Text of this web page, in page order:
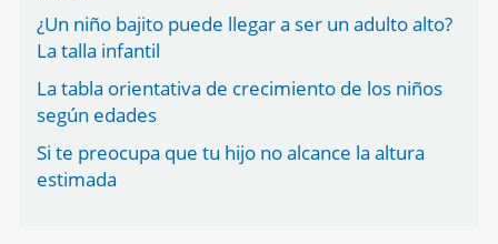
¿Un niño bajito puede llegar a ser un adulto alto?
La talla infantil
La tabla orientativa de crecimiento de los niños
según edades
Si te preocupa que tu hijo no alcance la altura
estimada